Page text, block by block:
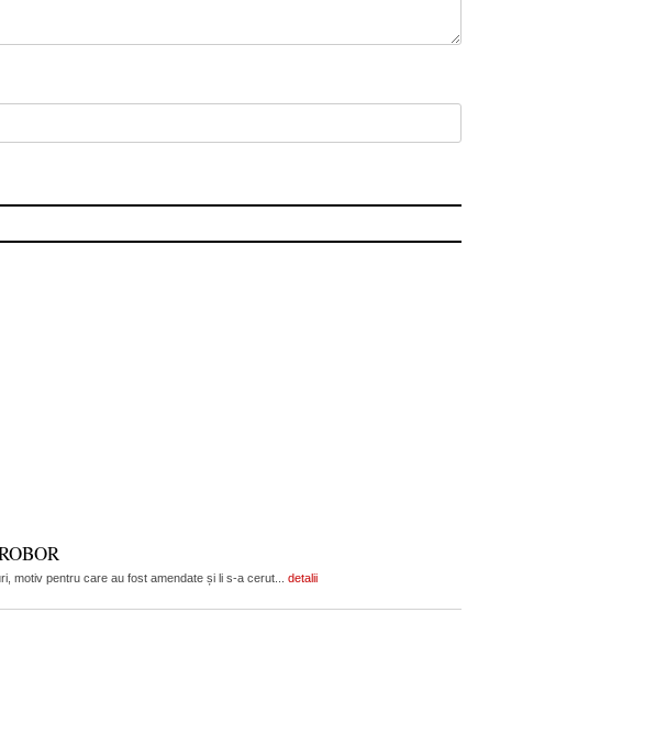
motiv pentru care au fost amendate și li s-a cerut... detalii